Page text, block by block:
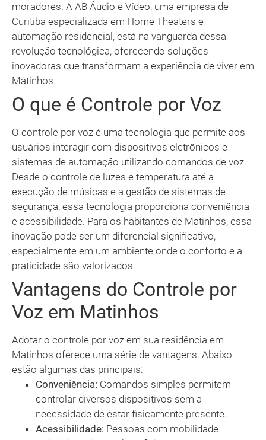
moradores. A AB Áudio e Vídeo, uma empresa de
Curitiba especializada em Home Theaters e
automação residencial, está na vanguarda dessa
revolução tecnológica, oferecendo soluções
inovadoras que transformam a experiência de viver em
Matinhos.
O que é Controle por Voz
O controle por voz é uma tecnologia que permite aos
usuários interagir com dispositivos eletrônicos e
sistemas de automação utilizando comandos de voz.
Desde o controle de luzes e temperatura até a
execução de músicas e a gestão de sistemas de
segurança, essa tecnologia proporciona conveniência
e acessibilidade. Para os habitantes de Matinhos, essa
inovação pode ser um diferencial significativo,
especialmente em um ambiente onde o conforto e a
praticidade são valorizados.
Vantagens do Controle por
Voz em Matinhos
Adotar o controle por voz em sua residência em
Matinhos oferece uma série de vantagens. Abaixo
estão algumas das principais:
Conveniência: Comandos simples permitem
controlar diversos dispositivos sem a
necessidade de estar fisicamente presente.
Acessibilidade: Pessoas com mobilidade